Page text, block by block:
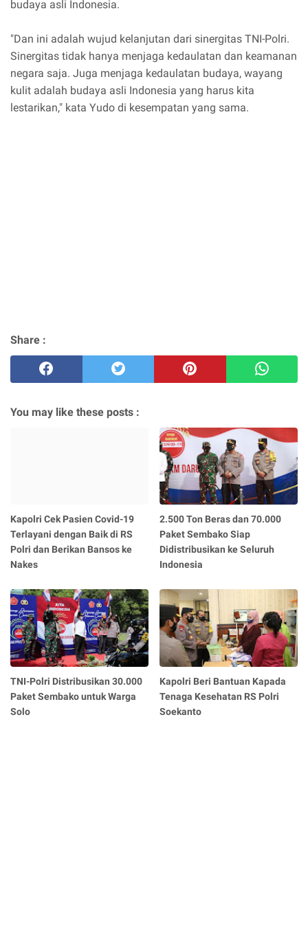
budaya asli Indonesia.
"Dan ini adalah wujud kelanjutan dari sinergitas TNI-Polri.
Sinergitas tidak hanya menjaga kedaulatan dan keamanan
negara saja. Juga menjaga kedaulatan budaya, wayang
kulit adalah budaya asli Indonesia yang harus kita
lestarikan," kata Yudo di kesempatan yang sama.
Share :
You may like these posts :
Kapolri Cek Pasien Covid-19
Terlayani dengan Baik di RS
Polri dan Berikan Bansos ke
Nakes
2.500 Ton Beras dan 70.000
Paket Sembako Siap
Didistribusikan ke Seluruh
Indonesia
TNI-Polri Distribusikan 30.000
Paket Sembako untuk Warga
Solo
Kapolri Beri Bantuan Kapada
Tenaga Kesehatan RS Polri
Soekanto